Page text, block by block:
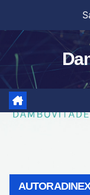
content